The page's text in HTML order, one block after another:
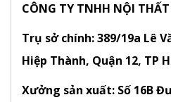
CÔNG TY TNHH NỘI
Trụ sở chính: 389/19a Lê
Hiệp Thành, Quận 12, TP
Xưởng sản xuất: Số 16B